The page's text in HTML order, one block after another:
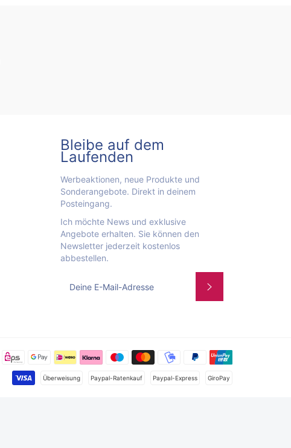
Bleibe auf dem
Laufenden
Werbeaktionen, neue Produkte und
Sonderangebote. Direkt in deinem
Posteingang.
Ich möchte News und exklusive
Angebote erhalten. Sie können den
Newsletter jederzeit kostenlos
abbestellen.
Überweisung Paypal-Ratenkauf Paypal-Express GiroPay